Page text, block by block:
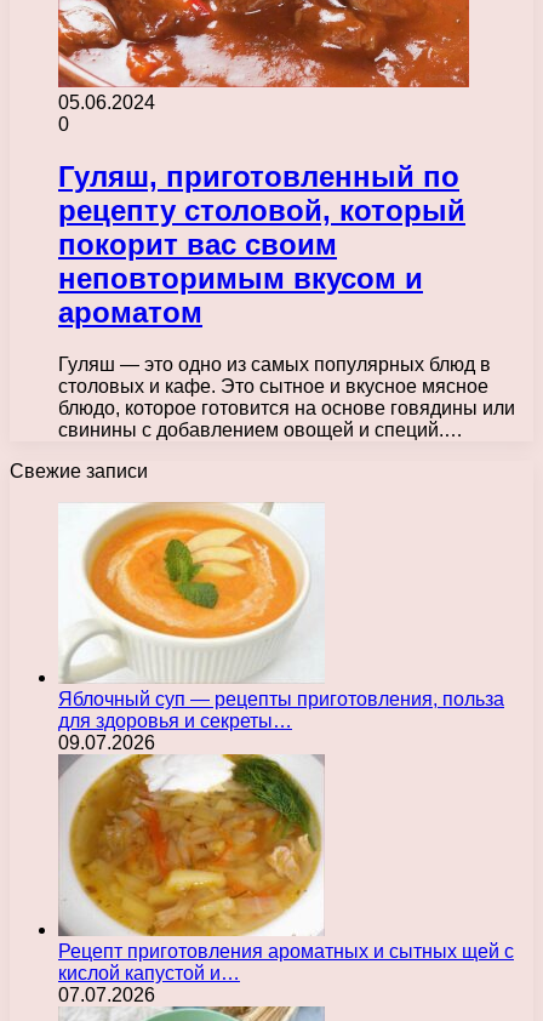
05.06.2024
0
Гуляш, приготовленный по
рецепту столовой, который
покорит вас своим
неповторимым вкусом и
ароматом
Гуляш — это одно из самых популярных блюд в
столовых и кафе. Это сытное и вкусное мясное
блюдо, которое готовится на основе говядины или
свинины с добавлением овощей и специй.…
Свежие записи
Яблочный суп — рецепты приготовления, польза
для здоровья и секреты…
09.07.2026
Рецепт приготовления ароматных и сытных щей с
кислой капустой и…
07.07.2026